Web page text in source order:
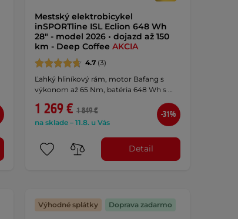
Mestský elektrobicykel
inSPORTline ISL Eclion 648 Wh
28" - model 2026 • dojazd až 150
km - Deep Coffee AKCIA
4.7(3)
Ľahký hliníkový rám, motor Bafang s
výkonom až 65 Nm, batéria 648 Wh s …
1 269 € 1 849 €
na sklade – 11.8. u Vás
-31%
Detail
Výhodné splátky Doprava zadarmo